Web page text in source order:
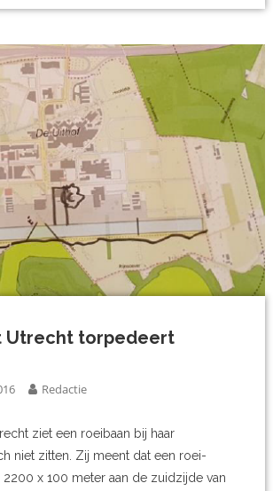
Utrecht torpedeert
Redactie
ziet een roeibaan bij haar
niet zitten. Zij meent dat een roei-
x 100 meter aan de zuidzijde van